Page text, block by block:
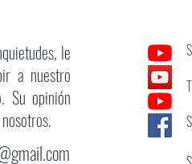
le
a nuestro
Su opinión